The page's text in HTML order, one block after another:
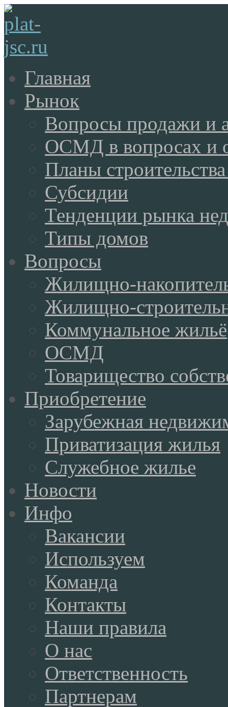
Главная
Рынок
Вопросы продажи и
ОСМД в вопросах и
Планы
Субсидии
Тенденции рынка
Типы домов
Вопросы
Жилищно-
Жилищно-
Коммунальное жильё
ОСМД
Товарищество
Приобретение
Зарубежная
Приватизация жилья
Служебное жилье
Новости
Инфо
Вакансии
Используем
Команда
Контакты
Наши правила
О нас
Ответственность
Партнерам